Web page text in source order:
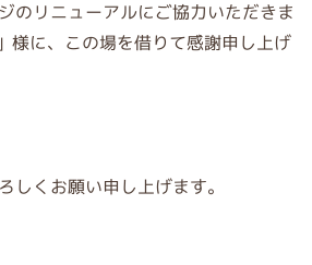
のリニューアルにご協力いただきま
様に、この場を借りて感謝申し上げ
しくお願い申し上げます。